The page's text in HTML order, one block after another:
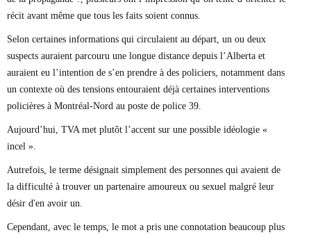
Mathieu Bock Côté
Nathalie Elgrably
Normand Lester
Philippe Léger
Pierre Martin
Remi Nadeau
Richard Béliveau
Réjean Parent
Thomas Mulcair
Véronyque Tremblay
récit avant même que tous les faits soient connus.
Selon certaines informations qui circulaient au départ, un ou deux
suspects auraient parcouru une longue distance depuis l’Alberta et
auraient eu l’intention de s’en prendre à des policiers, notamment dans
un contexte où des tensions entouraient déjà certaines interventions
policières à Montréal-Nord au poste de police 39.
Aujourd’hui, TVA met plutôt l’accent sur une possible idéologie «
incel ».
Autrefois, le terme désignait simplement des personnes qui avaient de
la difficulté à trouver un partenaire amoureux ou sexuel malgré leur
désir d'en avoir un.
Cependant, avec le temps, le mot a pris une connotation beaucoup plus